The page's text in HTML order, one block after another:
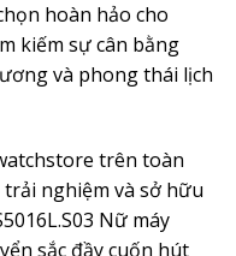
hoàn hảo cho
kiếm sự cân bằng
và phong thái lịch
trên toàn
nghiệm và sở hữu
Nữ máy
sắc đầy cuốn hút